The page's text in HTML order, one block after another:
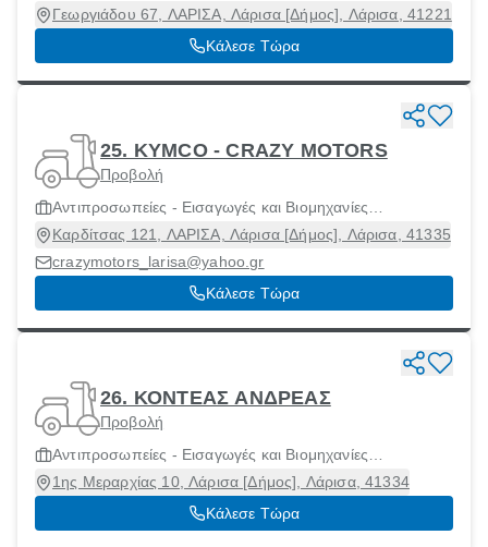
Μοτοσικλετών και Μοτοποδηλάτων
Γεωργιάδου 67, ΛΑΡΙΣΑ, Λάρισα [Δήμος], Λάρισα, 41221
Κάλεσε Τώρα
25. KYMCO - CRAZY MOTORS
Προβολή
Αντιπροσωπείες - Εισαγωγές και Βιομηχανίες
Μοτοσικλετών και Μοτοποδηλάτων
Καρδίτσας 121, ΛΑΡΙΣΑ, Λάρισα [Δήμος], Λάρισα, 41335
crazymotors_larisa@yahoo.gr
Κάλεσε Τώρα
26. ΚΟΝΤΕΑΣ ΑΝΔΡΕΑΣ
Προβολή
Αντιπροσωπείες - Εισαγωγές και Βιομηχανίες
Μοτοσικλετών και Μοτοποδηλάτων
1ης Μεραρχίας 10, Λάρισα [Δήμος], Λάρισα, 41334
Κάλεσε Τώρα